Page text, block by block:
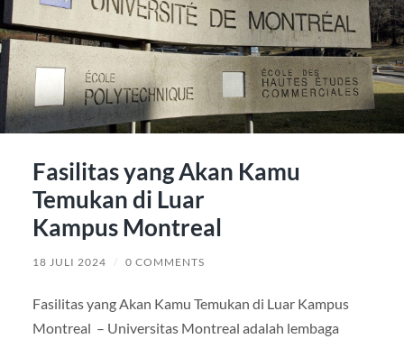
Fasilitas yang Akan Kamu
Temukan di Luar
Kampus Montreal
18 JULI 2024 / 0 COMMENTS
Fasilitas yang Akan Kamu Temukan di Luar Kampus
Montreal – Universitas Montreal adalah lembaga